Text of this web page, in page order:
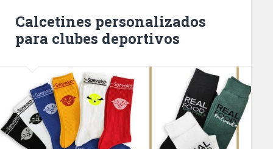
Calcetines personalizados
para clubes deportivos